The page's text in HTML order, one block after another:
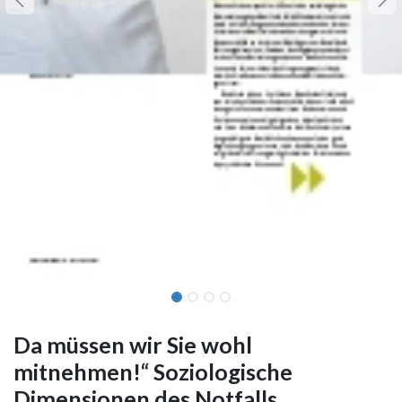
Da müssen wir Sie wohl
mitnehmen!“ Soziologische